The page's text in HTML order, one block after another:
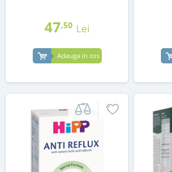
47,50 Lei
Adauga in cos